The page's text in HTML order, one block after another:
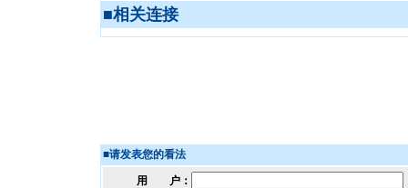
■相关连接
■请发表您的看法
用 户：